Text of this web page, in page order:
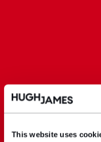
This website uses